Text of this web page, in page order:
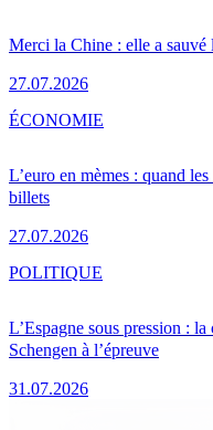
Merci la Chine : elle a sauvé
27.07.2026
L’euro en mèmes : quand
billets
27.07.2026
ÉCONOMIE
L’Espagne sous pression :
Schengen à l’épreuve
31.07.2026
POLITIQUE